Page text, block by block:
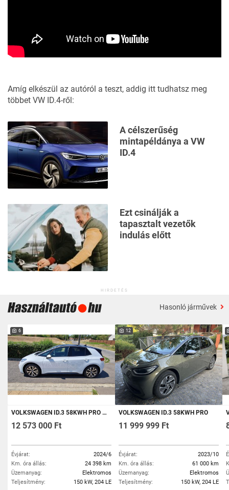
Amíg elkészül az autóról a teszt, addig itt tudhatsz meg
többet VW ID.4-ről:
A célszerűség
mintapéldánya a VW
ID.4
Ezt csinálják a
tapasztalt vezetők
indulás előtt
HIRDETÉS
Hasonló járművek
6
VOLKSWAGEN ID.3 58KWH PRO ÁFA-S
12 573 000 Ft
Évjárat:
2024/6
Km. óra állás:
24 398 km
Üzemanyag:
Elektromos
Teljesítmény:
150 kW, 204 LE
12
VOLKSWAGEN ID.3 58KWH PRO
11 999 999 Ft
Évjárat:
2023/10
Km. óra állás:
61 000 km
Üzemanyag:
Elektromos
Teljesítmény:
150 kW, 204 LE